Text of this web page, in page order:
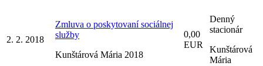
2. 2. 2018
Zmluva o poskytovaní sociálnej
služby
Kunštárová Mária 2018
0,00
EUR
Denný
stacionár
Kunštárová
Mária